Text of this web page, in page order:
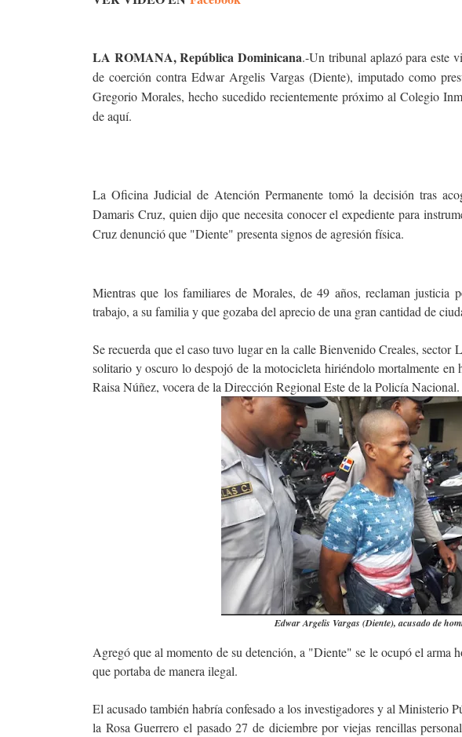
LA ROMANA, República Dominicana.-Un tribunal aplazó para este
de coerción contra Edwar Argelis Vargas (Diente), imputado como
Gregorio Morales, hecho sucedido recientemente próximo al Colegio
de aquí.
La Oficina Judicial de Atención Permanente tomó la decisión tras
Damaris Cruz, quien dijo que necesita conocer el expediente para
Cruz denunció que "Diente" presenta signos de agresión física.
Mientras que los familiares de Morales, de 49 años, reclaman justicia
trabajo, a su familia y que gozaba del aprecio de una gran cantidad de
Se recuerda que el caso tuvo lugar en la calle Bienvenido Creales,
solitario y oscuro lo despojó de la motocicleta hiriéndolo mortalmente en
Raisa Núñez, vocera de la Dirección Regional Este de la Policía Nacional.
Edwar Argelis Vargas (Diente), acusado de
Agregó que al momento de su detención, a "Diente" se le ocupó el arma
que portaba de manera ilegal.
El acusado también habría confesado a los investigadores y al Ministerio
la Rosa Guerrero el pasado 27 de diciembre por viejas rencillas